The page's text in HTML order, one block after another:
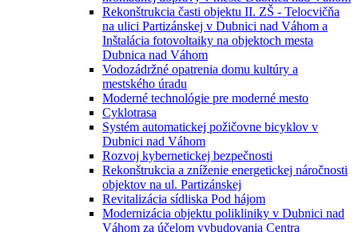
Rekonštrukcia časti objektu II. ZŠ - Telocvičňa
na ulici Partizánskej v Dubnici nad Váhom a
Inštalácia fotovoltaiky na objektoch mesta
Dubnica nad Váhom
Vodozádržné opatrenia domu kultúry a
mestského úradu
Moderné technológie pre moderné mesto
Cyklotrasa
Systém automatickej požičovne bicyklov v
Dubnici nad Váhom
Rozvoj kybernetickej bezpečnosti
Rekonštrukcia a zníženie energetickej náročnosti
objektov na ul. Partizánskej
Revitalizácia sídliska Pod hájom
Modernizácia objektu polikliniky v Dubnici nad
Váhom za účelom vybudovania Centra